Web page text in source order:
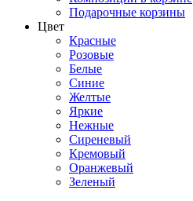
Подарочные корзины
Цвет
Красные
Розовые
Белые
Синие
Желтые
Яркие
Нежные
Сиреневый
Кремовый
Оранжевый
Зеленый